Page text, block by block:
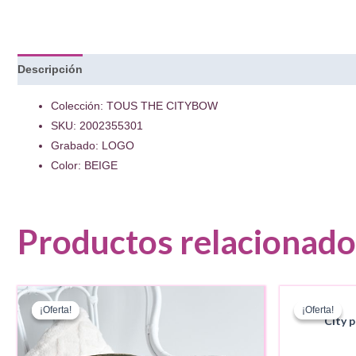
Descripción
Colección: TOUS THE CITYBOW
SKU: 2002355301
Grabado: LOGO
Color: BEIGE
Productos
¡Oferta!
¡Oferta! ¡Oferta!
¡Oferta!
City